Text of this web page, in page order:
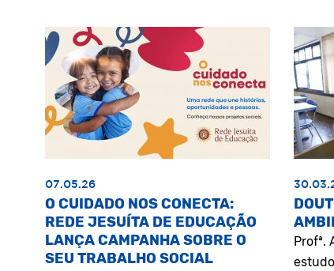
07.05.26
O CUIDADO NOS CONECTA:
REDE JESUÍTA DE EDUCAÇÃO
LANÇA CAMPANHA SOBRE O
SEU TRABALHO SOCIAL
Profª.